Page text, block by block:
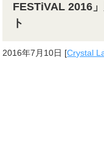
FESTiVAL 2016
ト
2016年7月10日 [Crystal